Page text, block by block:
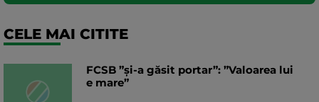
CELE MAI CITITE
FCSB ”și-a găsit portar”: ”Valoarea lui
e mare”